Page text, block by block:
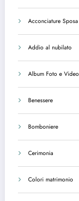
Acconciature Sposa
Addio al nubilato
Album Foto e Video
Benessere
Bomboniere
Cerimonia
Colori matrimonio